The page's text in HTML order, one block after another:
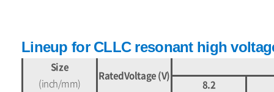
Lineup for CLLC resonant high
Size
(inch/mm)
RatedVoltage (V)
8.2